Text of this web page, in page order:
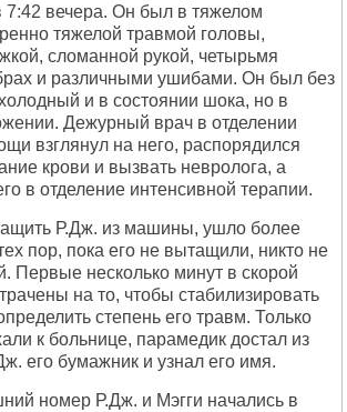
вечера. Он был в тяжелом
тяжелой травмой головы,
сломанной рукой, четырьмя
и различными ушибами. Он был без
и в состоянии шока, но в
Дежурный врач в отделении
взглянул на него, распорядился
крови и вызвать невролога, а
в отделение интенсивной терапии.
Р.Дж. из машины, ушло более
пор, пока его не вытащили, никто не
Первые несколько минут в скорой
на то, чтобы стабилизировать
степень его травм. Только
к больнице, парамедик достал из
его бумажник и узнал его имя.
номер Р.Дж. и Мэгги начались в